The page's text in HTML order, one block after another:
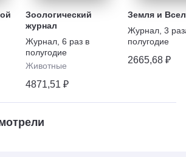
Зоологический
журнал
Журнал 6 раз в
полугодие
Животные
4871,51 ₽
Земля и
Журнал 3
полугодие
2665,68 ₽